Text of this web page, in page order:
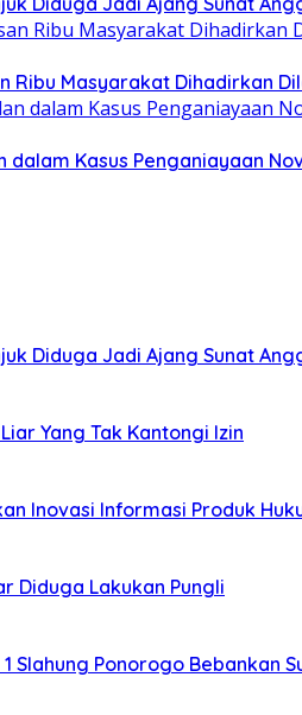
Ribu Masyarakat Dihadirkan
dalam Kasus Penganiayaan
Diduga Jadi Ajang Sunat
Yang Tak Kantongi Izin
Inovasi Informasi Produk
Diduga Lakukan Pungli
1 Slahung Ponorogo Bebankan